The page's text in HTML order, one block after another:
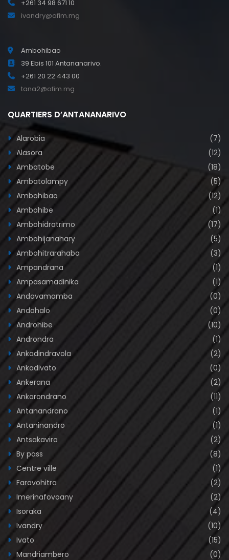
+261 34 98 671 10
ivandry@ofim.mg
Ambohibao
39 Ebis 101 Antananarivo.
+261 20 22 443 00
tana2@ofim.mg
QUARTIERS D’ANTANANARIVO
Alarobia
(7)
Alasora
(12)
Ambatobe
(18)
Ambatolampy
(5)
Ambohibao
(12)
Ambohibe
(1)
Ambohidratrimo
(17)
Ambohijanahary
(5)
Ambohitrarahaba
(3)
Ampandrana
(1)
Ampasamadinika
(1)
Andavamamba
(0)
Andohalo
(0)
Androhibe
(10)
Androndra
(1)
Ankadindravola
(2)
Ankadivato
(0)
Ankerana
(2)
Ankorondrano
(11)
Antanandrano
(1)
Antaninandro
(1)
Antsakaviro
(2)
By pass
(8)
Centre ville
(1)
Faravohitra
(2)
Imerinafovoany
(2)
Isoraka
(4)
Ivandry
(10)
Ivato
(15)
Mandriambero
(0)